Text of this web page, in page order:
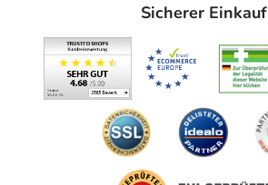
Sicherer Einkauf